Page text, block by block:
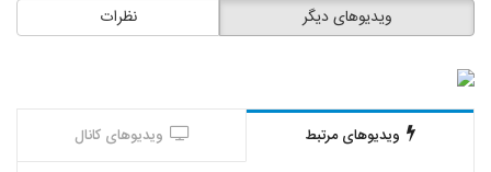
نظرات ویدیوهای دیگر
ویدیوهای مرتبط ویدیوهای کانال